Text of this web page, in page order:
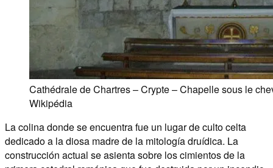
Cathédrale de Chartres – Crypte – Chapelle sous le
Wikipédia
La colina donde se encuentra fue un lugar de culto celta
dedicado a la diosa madre de la mitología druídica. La
construcción actual se asienta sobre los cimientos de la